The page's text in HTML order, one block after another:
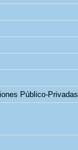
Público-Privadas